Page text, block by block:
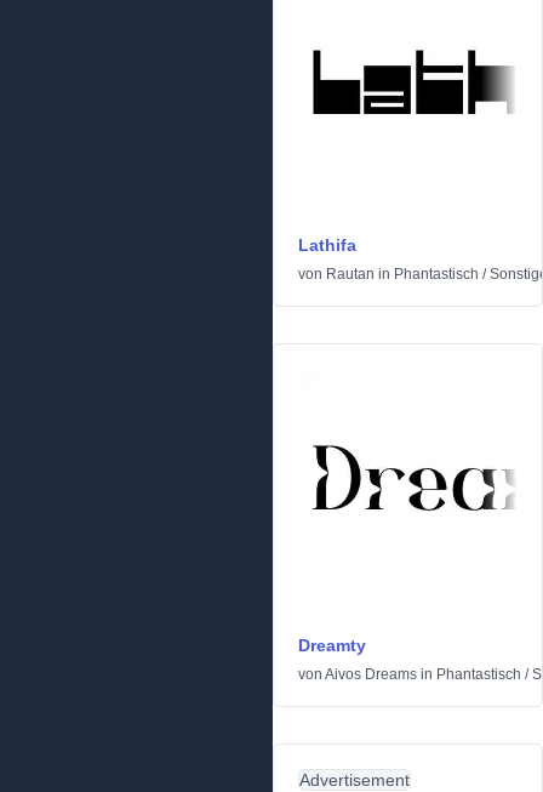
Lathifa
von Rautan in Phantastisch /
Dreamty
von Aivos Dreams in Phantastisch /
Advertisement